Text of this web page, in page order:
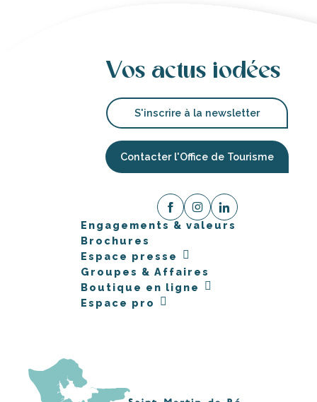
Vos actus iodées
S'inscrire à la newsletter
Contacter l'Office de Tourisme
Engagements & valeurs
Brochures
Espace presse
Groupes & Affaires
Boutique en ligne
Espace pro